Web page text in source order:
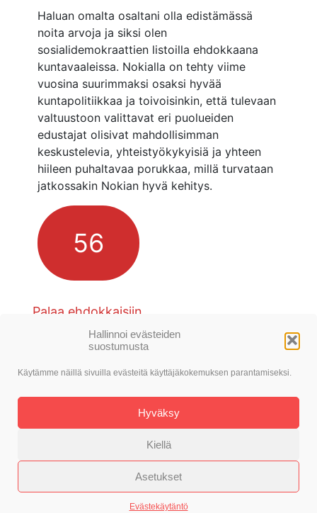
Hallinnoi evästeiden
suostumusta
Käytämme näillä sivuilla evästeitä käyttäjäkokemuksen parantamiseksi.
Hyväksy
Kiellä
Asetukset
Evästekäytäntö
Haluan omalta osaltani olla edistämässä
noita arvoja ja siksi olen
sosialidemokraattien listoilla ehdokkaana
kuntavaaleissa. Nokialla on tehty viime
vuosina suurimmaksi osaksi hyvää
kuntapolitiikkaa ja toivoisinkin, että tulevaan
valtuustoon valittavat eri puolueiden
edustajat olisivat mahdollisimman
keskustelevia, yhteistyökykyisiä ja yhteen
hiileen puhaltavaa porukkaa, millä turvataan
jatkossakin Nokian hyvä kehitys.
56
Palaa ehdokkaisiin
Toteutus: Alasin Media Oy
Tietosuojaseloste